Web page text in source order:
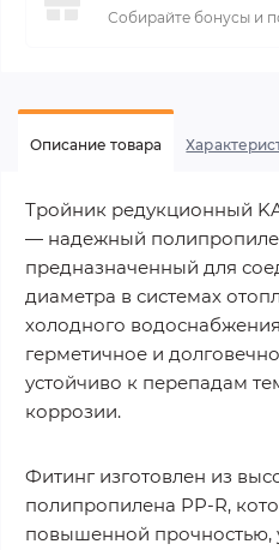
Собирайте бонусы и
Описание товара
Тройник редукционный
— надежный
предназначенный для
диаметра в системах
холодного
герметичное и
устойчиво к перепадам
коррозии.
Фитинг изготовлен из
полипропилена PP-R,
повышенной прочностью,